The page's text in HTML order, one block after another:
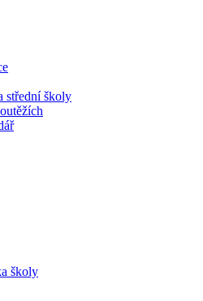
střední školy
školy